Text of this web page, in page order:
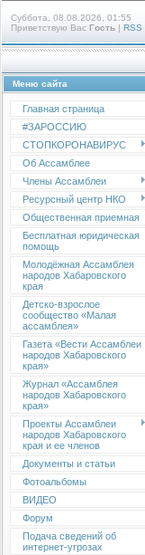
Суббота, 08.08.2026, 01:55
Приветствую Вас Гость | RSS
Меню сайта
Главная страница
#ЗАРОССИЮ
СТОПКОРОНАВИРУС
Об Ассамблее
Члены Ассамблеи
Ресурсный центр НКО
Общественная приемная
Бесплатная юридическая
помощь
Молодёжная Ассамблея
народов Хабаровского
края
Детско-взрослое
сообщество «Малая
ассамблея»
Газета «Вести Ассамблеи
народов Хабаровского
края»
Журнал «Ассамблея
народов Хабаровского
края»
Проекты Ассамблеи
народов Хабаровского
края и ее членов
Документы и статьи
Фотоальбомы
ВИДЕО
Форум
Подача сведений об
интернет-угрозах